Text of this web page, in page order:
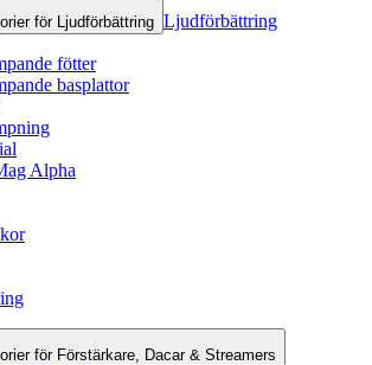
för Ljudförbättring Ljudförbättring
fötter
basplattor
Alpha
för Förstärkare, Dacar & Streamers